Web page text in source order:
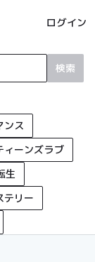
ログイン
検索
ンス
ィーンズラブ
生
テリー